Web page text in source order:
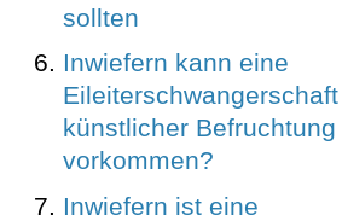
sollten
Inwiefern kann eine
künstlicher Befruchtung
vorkommen?
Inwiefern ist eine